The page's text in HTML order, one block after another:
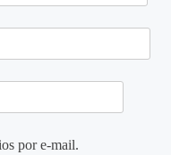
por e-mail.